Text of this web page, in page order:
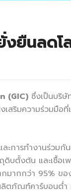
ยืนลดโ
(GIC) ซึ่งเป็นบริ
ริมความร่วมมือ
การทำงานร่วม
ตั้งต้น และเชื้อ
กมากกว่า 95%
ผลิตภัณฑ์คาร์บอ